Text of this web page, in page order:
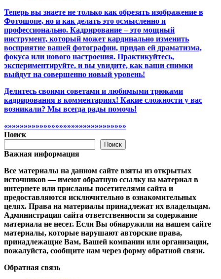
Теперь вы знаете не только как обрезать изображение в
Фотошопе, но и как делать это осмысленно и
профессионально. Кадрирование – это мощный
инструмент, который может кардинально изменить
восприятие вашей фотографии, придав ей драматизма,
фокуса или нового настроения. Практикуйтесь,
экспериментируйте, и вы увидите, как ваши снимки
выйдут на совершенно новый уровень!
Делитесь своими советами и любимыми трюками
кадрирования в комментариях! Какие сложности у вас
возникали? Мы всегда рады помочь!
«»»»»»»»»»»»»»»»»»»»»»»»»»»»»»»
Поиск
Поиск
Важная информация
Все материалы на данном сайте взяты из открытых
источников — имеют обратную ссылку на материал в
интернете или присланы посетителями сайта и
предоставляются исключительно в ознакомительных
целях. Права на материалы принадлежат их владельцам.
Администрация сайта ответственности за содержание
материала не несет. Если Вы обнаружили на нашем сайте
материалы, которые нарушают авторские права,
принадлежащие Вам, Вашей компании или организации,
пожалуйста, сообщите нам через форму обратной связи.
Обратная связь